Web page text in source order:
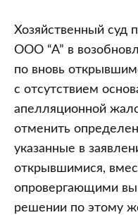
Минской
области)
Хозяйственный суд
ООО “А” в
по вновь
с отсутствием
апелляционной
отменить
указанные в
открывшимися,
опровергающими
решении по этому